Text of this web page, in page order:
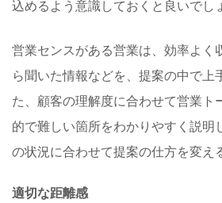
込めるよう意識しておくと良いでし
営業センスがある営業は、効率よく
ら聞いた情報などを、提案の中で上
た、顧客の理解度に合わせて営業ト
的で難しい箇所をわかりやすく説明
の状況に合わせて提案の仕方を変え
適切な距離感